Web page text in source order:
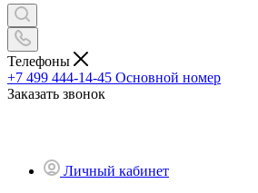
Телефоны
+7 499 444-14-45 Основной номер
Заказать звонок
Личный кабинет